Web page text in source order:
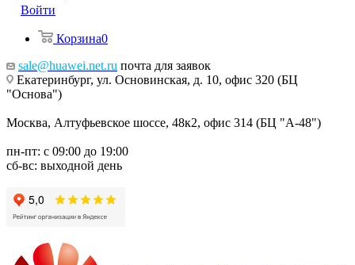
Войти
Корзина0
sale@huawei.net.ru почта для заявок
Екатеринбург, ул. Основинская, д. 10, офис 320 (БЦ
"Основа")
Москва, Алтуфьевское шоссе, 48к2, офис 314 (БЦ "А-48")
пн-пт: с 09:00 до 19:00
сб-вс: выходной день